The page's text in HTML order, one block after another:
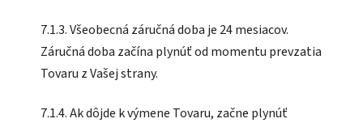
7.1.3. Všeobecná záručná doba je 24 mesiacov.
Záručná doba začína plynúť od momentu prevzatia
Tovaru z Vašej strany.
7.1.4. Ak dôjde k výmene Tovaru, začne plynúť